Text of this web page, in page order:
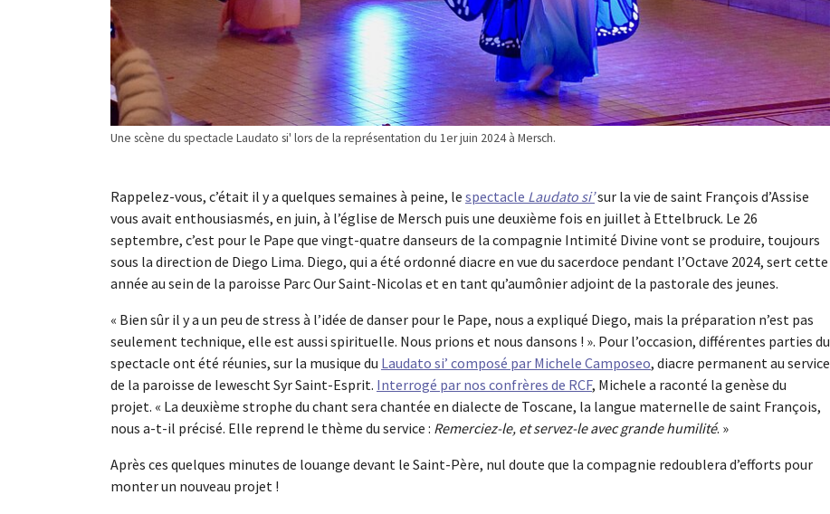
Une scène du spectacle Laudato si' lors de la représentation du 1er juin 2024 à Mersch.
Rappelez-vous, c’était il y a quelques semaines à peine, le spectacle Laudato si’sur la vie de saint François d’Assise
vous avait enthousiasmés, en juin, à l’église de Mersch puis une deuxième fois en juillet à Ettelbruck. Le 26
septembre, c’est pour le Pape que vingt-quatre danseurs de la compagnie Intimité Divine vont se produire, toujours
sous la direction de Diego Lima. Diego, qui a été ordonné diacre en vue du sacerdoce pendant l’Octave 2024, sert cette
année au sein de la paroisse Parc Our Saint-Nicolas et en tant qu’aumônier adjoint de la pastorale des jeunes.
« Bien sûr il y a un peu de stress à l’idée de danser pour le Pape, nous a expliqué Diego, mais la préparation n’est pas
seulement technique, elle est aussi spirituelle. Nous prions et nous dansons ! ». Pour l’occasion, différentes parties du
spectacle ont été réunies, sur la musique du Laudato si’ composé par Michele Camposeo, diacre permanent au service
de la paroisse de Iewescht Syr Saint-Esprit. Interrogé par nos confrères de RCF, Michele a raconté la genèse du
projet. « La deuxième strophe du chant sera chantée en dialecte de Toscane, la langue maternelle de saint François,
nous a-t-il précisé. Elle reprend le thème du service : Remerciez-le, et servez-le avec grande humilité. »
Après ces quelques minutes de louange devant le Saint-Père, nul doute que la compagnie redoublera d’efforts pour
monter un nouveau projet !